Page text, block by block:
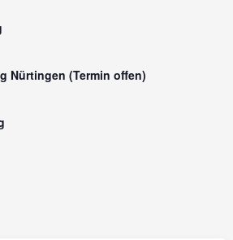
Nürtingen (Termin offen)